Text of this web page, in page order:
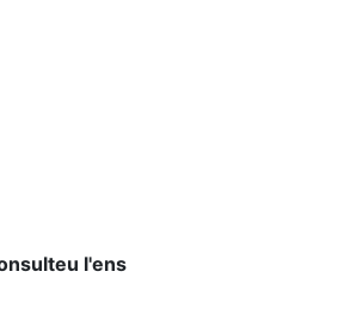
l'ens